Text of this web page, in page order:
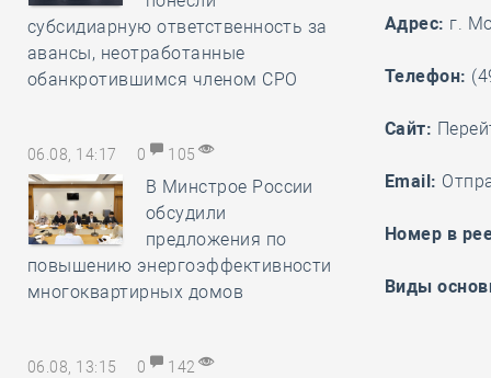
субсидиарную ответственность за
авансы, неотработанные
обанкротившимся членом СРО
06.08, 14:17 0 105
В Минстрое России
обсудили
предложения по
повышению энергоэффективности
многоквартирных домов
06.08, 13:15 0 142
Адрес: г.
Телефон:
Cайт:
Email:
Номер в
Виды